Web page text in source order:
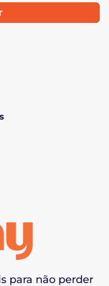
para não perder